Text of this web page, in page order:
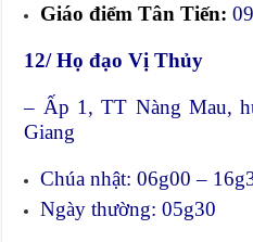
Giáo điểm Tân Tiến:
12/ Họ đạo Vị Thủy
– Ấp 1, TT Nàng Mau,
Giang
Chúa nhật: 06g00 –
Ngày thường: 05g30